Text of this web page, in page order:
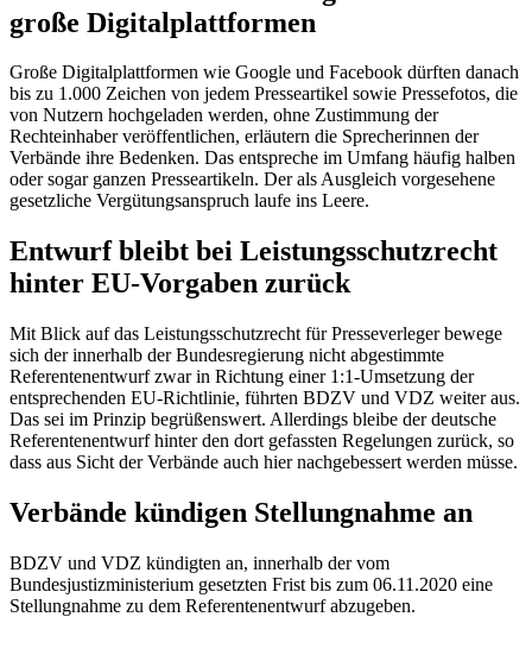
große Digitalplattformen
Große Digitalplattformen wie Google und Facebook dürften danach
bis zu 1.000 Zeichen von jedem Presseartikel sowie Pressefotos, die
von Nutzern hochgeladen werden, ohne Zustimmung der
Rechteinhaber veröffentlichen, erläutern die Sprecherinnen der
Verbände ihre Bedenken. Das entspreche im Umfang häufig halben
oder sogar ganzen Presseartikeln. Der als Ausgleich vorgesehene
gesetzliche Vergütungsanspruch laufe ins Leere.
Entwurf bleibt bei Leistungsschutzrecht
hinter EU-Vorgaben zurück
Mit Blick auf das Leistungsschutzrecht für Presseverleger bewege
sich der innerhalb der Bundesregierung nicht abgestimmte
Referentenentwurf zwar in Richtung einer 1:1-Umsetzung der
entsprechenden EU-Richtlinie, führten BDZV und VDZ weiter aus.
Das sei im Prinzip begrüßenswert. Allerdings bleibe der deutsche
Referentenentwurf hinter den dort gefassten Regelungen zurück, so
dass aus Sicht der Verbände auch hier nachgebessert werden müsse.
Verbände kündigen Stellungnahme an
BDZV und VDZ kündigten an, innerhalb der vom
Bundesjustizministerium gesetzten Frist bis zum 06.11.2020 eine
Stellungnahme zu dem Referentenentwurf abzugeben.